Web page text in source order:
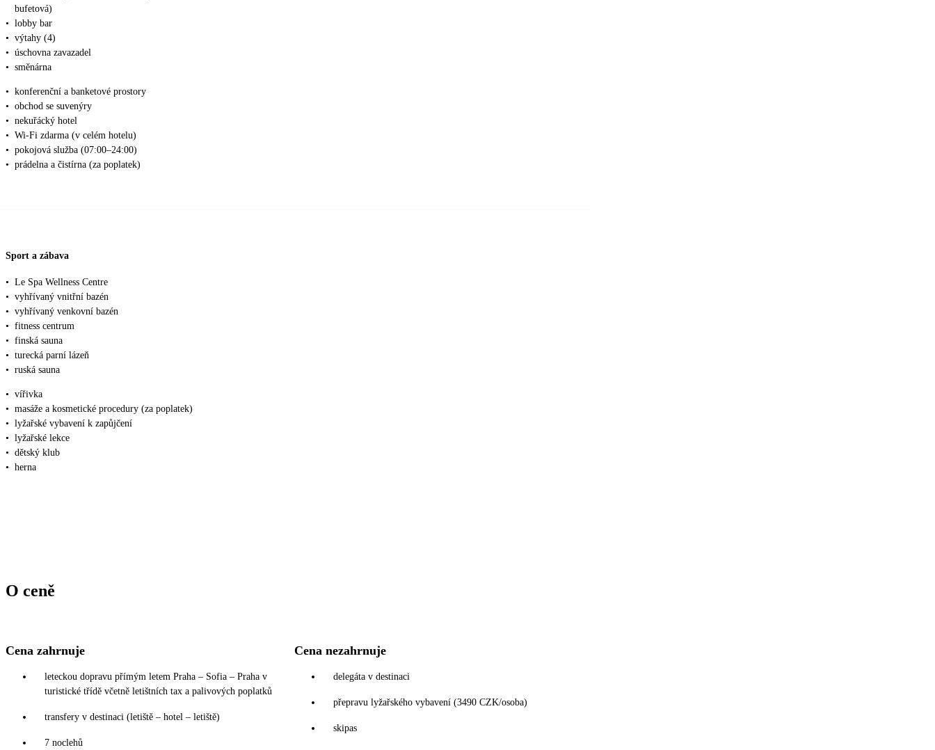
bufetová)
• lobby bar
• výtahy (4)
• úschovna zavazadel
• směnárna
• konferenční a banketové prostory
• obchod se suvenýry
• nekuřácký hotel
• Wi-Fi zdarma (v celém hotelu)
• pokojová služba (07:00–24:00)
• prádelna a čistírna (za poplatek)
Sport a zábava
• Le Spa Wellness Centre
• vyhřívaný vnitřní bazén
• vyhřívaný venkovní bazén
• fitness centrum
• finská sauna
• turecká parní lázeň
• ruská sauna
• vířivka
• masáže a kosmetické procedury (za poplatek)
• lyžařské vybavení k zapůjčení
• lyžařské lekce
• dětský klub
• herna
O ceně
Cena zahrnuje
leteckou dopravu přímým letem Praha – Sofia – Praha v
turistické třídě včetně letištních tax a palivových poplatků
transfery v destinaci (letiště – hotel – letiště)
7 noclehů
Cena nezahrnuje
delegáta v destinaci
přepravu lyžařského vybavení (3490 CZK/osoba)
skipas